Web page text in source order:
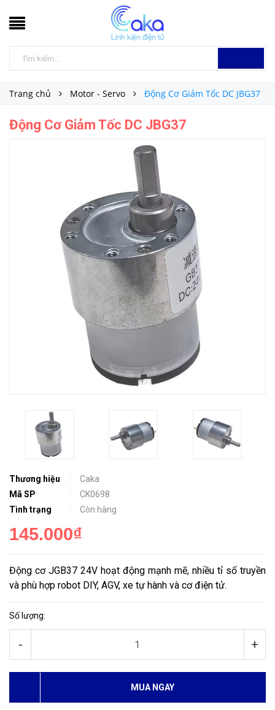
Trang chủ Motor - Servo Động Cơ Giảm Tốc DC JBG37
Động Cơ Giảm Tốc DC JBG37
Thương hiệu
Caka
Mã SP
CK0698
Tình trạng
Còn hàng
145.000₫
Động cơ JGB37 24V hoạt động mạnh mẽ, nhiều tỉ số truyền
và phù hợp robot DIY, AGV, xe tự hành và cơ điện tử.
Số lượng:
- +
MUA NGAY